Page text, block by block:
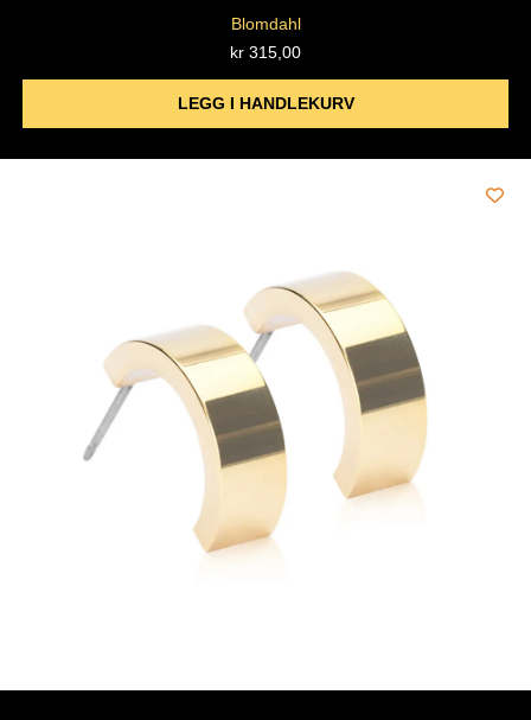
Blomdahl
kr 315,00
LEGG I HANDLEKURV